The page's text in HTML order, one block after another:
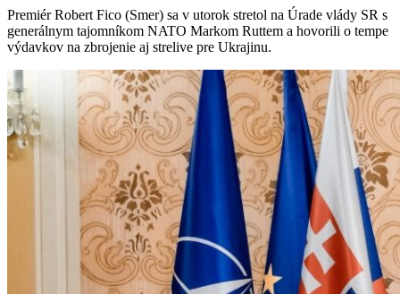
Premiér Robert Fico (Smer) sa v utorok stretol na Úrade vlády SR s
generálnym tajomníkom NATO Markom Ruttem a hovorili o tempe
výdavkov na zbrojenie aj strelive pre Ukrajinu.